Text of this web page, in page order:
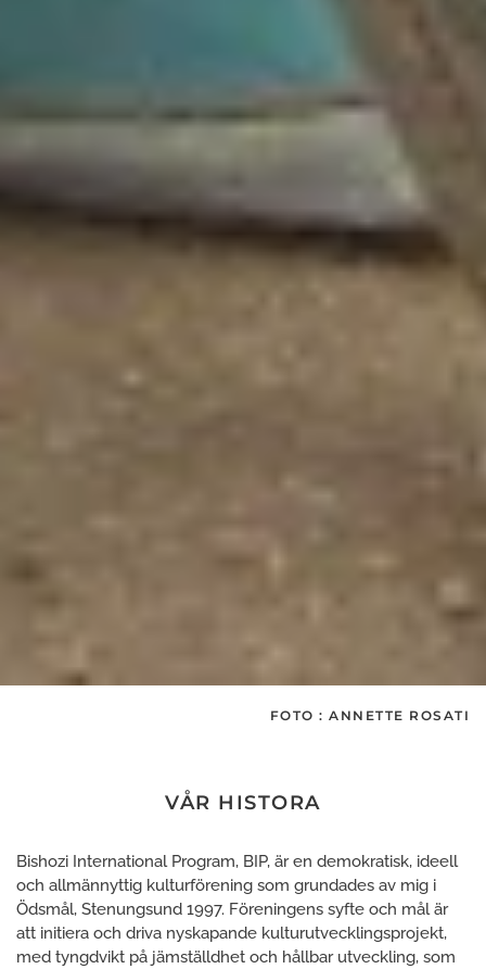
FOTO : ANNETTE ROSATI
VÅR HISTORA
Bishozi International Program, BIP, är en demokratisk, ideell
och allmännyttig kulturförening som grundades av mig i
Ödsmål, Stenungsund 1997. Föreningens syfte och mål är
att initiera och driva nyskapande kulturutvecklingsprojekt,
med tyngdvikt på jämställdhet och hållbar utveckling, som